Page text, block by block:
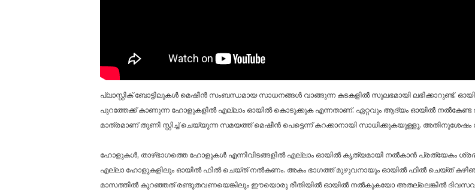
പ്ലാസ്റ്റിക് ബോട്ടിലുകൾ മെഷീൻ സംബന്ധമായ സാധനങ്ങൾ വാങ്ങുന്ന കടകളിൽ സുലഭമായി ലഭിക്കാറുണ്ട്.
പുറത്തേക്ക് കാണുന്ന ഹോളുകളിൽ എല്ലാം ഓയിൽ കൊടുക്കുക എന്നതാണ്. ഏറ്റവും ആദ്യം ഓയിൽ നൽകേണ്ട
മാത്രമാണ് തുണി സ്റ്റിച്ച് ചെയ്യുന്ന സമയത്ത് മെഷീൻ പെട്ടെന്ന് കറക്കാനായി സാധിക്കുകയുള്ളൂ.
ഹോളുകൾ, താഴ്ഭാഗത്തെ ഹോളുകൾ എന്നിവിടങ്ങളിൽ എല്ലാം ഓയിൽ കൃത്യമായി നൽകാൻ പ്രത്യേകം
എല്ലാ ഹോളുകളിലും ഓയിൽ ഫിൽ ചെയ്ത് നൽകണം. അകം ഭാഗത്ത് മുഴുവനായും ഓയിൽ ഫിൽ ചെയ്ത്
മാസത്തിൽ കുറഞ്ഞത് രണ്ടുതവണയെങ്കിലും ഈയൊരു രീതിയിൽ ഓയിൽ നൽകുകയോ അതല്ലെങ്കിൽ